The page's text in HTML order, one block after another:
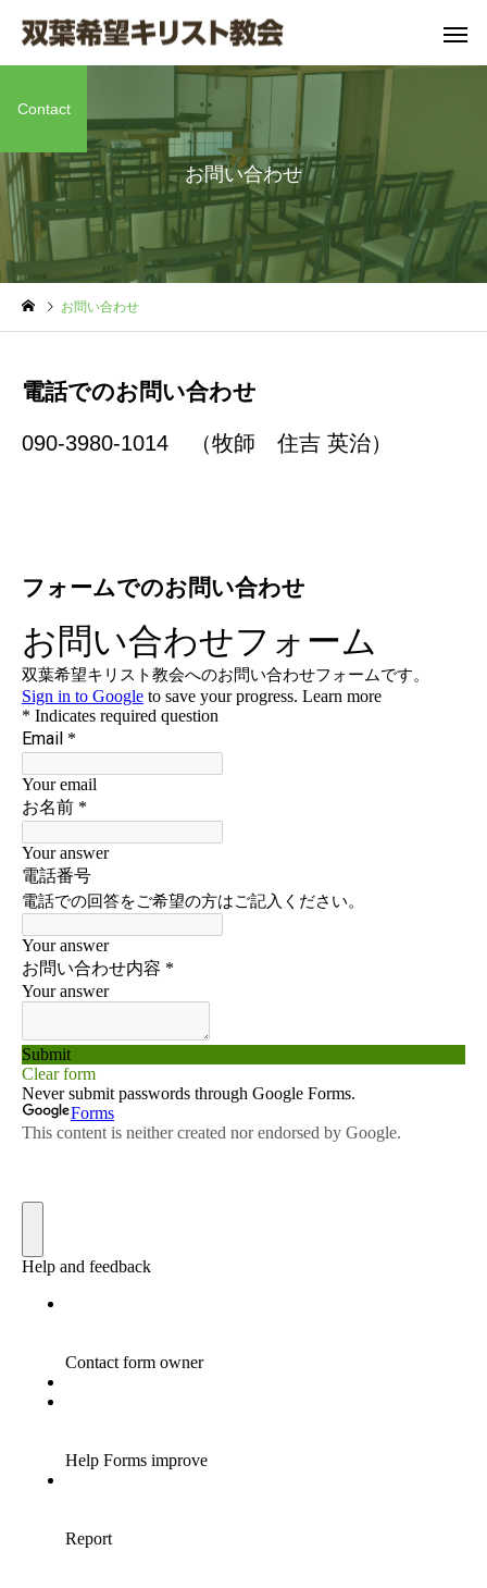
主日礼拝
大切なあなたに伝え
たい 本当の愛のエ
聖 書 の 窓
No13
聖書の窓
聖 書 の 窓
お問い合わせ
Contact
お問い合わせ
電話でのお問い合わせ
090-3980-1014 （牧師 住吉 英治）
フォームでのお問い合わせ